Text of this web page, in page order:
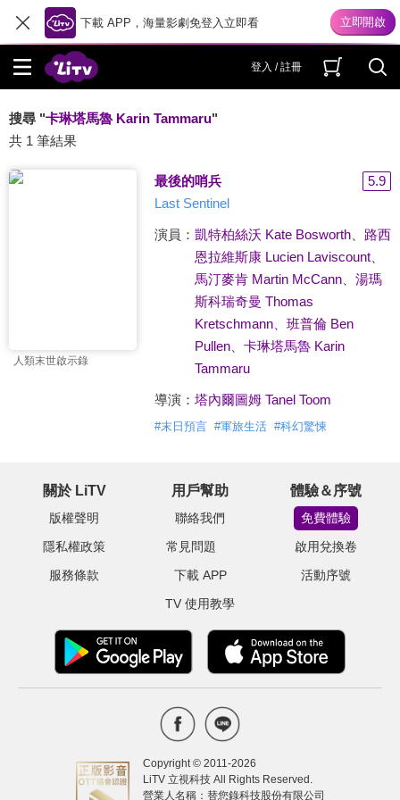
下載 APP，海量影劇免登入立即看
登入 / 註冊
搜尋 "卡琳塔馬魯 Karin Tammaru"
共 1 筆結果
人類末世啟示錄
最後的哨兵
5.9
Last Sentinel
演員： 凱特柏絲沃 Kate Bosworth、 路西
恩拉維斯康 Lucien Laviscount、
馬汀麥肯 Martin McCann、 湯瑪
斯科瑞奇曼 Thomas
Kretschmann、 班普倫 Ben
Pullen、 卡琳塔馬魯 Karin
Tammaru
導演： 塔內爾圖姆 Tanel Toom
#末日預言 #軍旅生活 #科幻驚悚
關於 LiTV
版權聲明
隱私權政策
服務條款
用戶幫助
聯絡我們
常見問題
下載 APP
TV 使用教學
體驗＆序號
免費體驗
啟用兌換卷
活動序號
Copyright © 2011-2026
LiTV 立視科技 All Rights Reserved.
營業人名稱：替您錄科技股份有限公司